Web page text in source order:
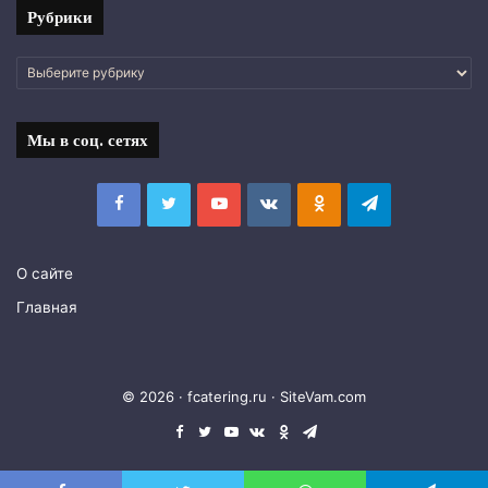
Рубрики
Рубрики
Мы в соц. сетях
FacebookTwitterYouTubevk.comОдноклассники
Telegram
О сайте
Главная
© 2026 · fcatering.ru · SiteVam.com
Facebook
TwitterYouTubevk.comОдноклассники
Telegram